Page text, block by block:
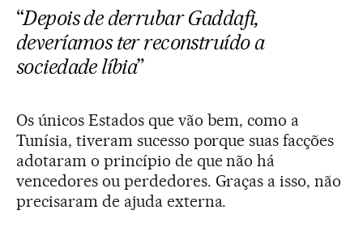
“Depois de derrubar Gaddafi,
deveríamos ter reconstruído a
sociedade líbia”
Os únicos Estados que vão bem, como a
Tunísia, tiveram sucesso porque suas facções
adotaram o princípio de que não há
vencedores ou perdedores. Graças a isso, não
precisaram de ajuda externa.